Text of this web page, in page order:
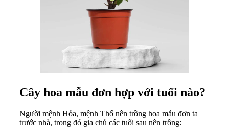
Cây hoa mẫu đơn hợp với tuổi nào?
Người mệnh Hỏa, mệnh Thổ nên trồng hoa mẫu đơn ta
trước nhà, trong đó gia chủ các tuổi sau nên trồng: